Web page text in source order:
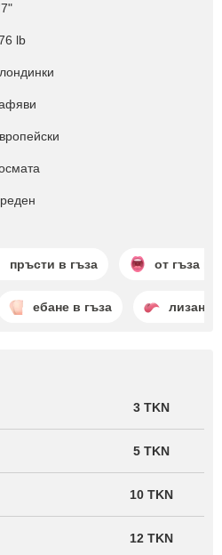
lb
пръсти в гъза от гъза в
ебане в гъза лизане
3 TKN
5 TKN
10 TKN
12 TKN